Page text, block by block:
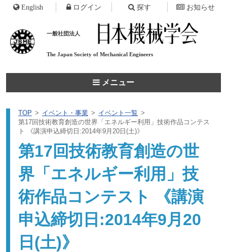
一般社団法人
The Japan Society of Mechanical Engineers
メニュー
English ログイン 探す お知らせ
TOP イベント・事業
イベント一覧
第17回技術教育創造の世界「エネルギー利用」技術作品コンテス
ト 《講演申込締切日:2014年9月20日(土)》
第17回技術教育創造の世
界「エネルギー利用」技
術作品コンテスト 《講演
申込締切日:2014年9月20
日(土)》